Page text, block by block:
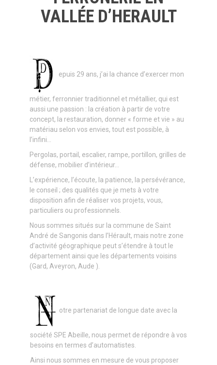
VALLÉE D’HERAULT
epuis 29 ans, j’ai la chance d’exercer mon
métier, ferronnier traditionnel et métallier, qui est
aussi une passion : la création à partir de votre
concept, la restauration, donner « forme et vie » au
matériau selon vos envies, tout est possible, à
l’infini…
Pergolas, portail, escalier, rampe, portillon, grilles de
défense, mobilier d’intérieur…
L’expérience, l’écoute, la patience, la persévérance,
le conseil ; des qualités que je mets à votre
disposition afin de réaliser vos projets, vous,
particuliers ou professionnels.
Nous sommes situés sur la commune de Saint
André de Sangonis dans l’Hérault, mais notre zone
d’activité géographique peut s’étendre à tout le
département ainsi que les départements voisins
(Gard, Aveyron, Aude ).
otre partenariat de longue date avec la
société SPE Abeille, nous permet de répondre à vos
besoins en termes d’automatistes.
Ainsi nous sommes en mesure de vous proposer